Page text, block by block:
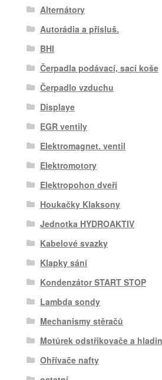
Alternátory
Autorádia a přísluš.
BHI
Čerpadla podávací, sací koše
Čerpadlo vzduchu
Displaye
EGR ventily
Elektromagnet. ventil
Elektromotory
Elektropohon dveří
Houkačky Klaksony
Jednotka HYDROAKTIV
Kabelové svazky
Klapky sání
Kondenzátor START STOP
Lambda sondy
Mechanismy stěračů
Motůrek odstřikovače a
Ohřívače nafty